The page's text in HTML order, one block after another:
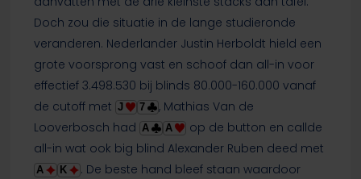
Doch zou die situatie in de lange studieronde
veranderen. Nederlander Justin Herboldt hield een
grote voorsprong vast en schoof dan all-in voor
effectief 3.498.530 bij blinds 80.000-160.000 vanaf
de cutoff met J 7
, Mathias Van de
Looverbosch had A A
op de button en callde
all-in wat ook big blind Alexander Ruben deed met
A K
. De beste hand bleef staan waardoor